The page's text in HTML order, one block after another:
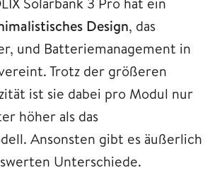
Design, das
und Batteriemanagement in
Trotz der größeren
ist sie dabei pro Modul nur
höher als das
Ansonsten gibt es äußerlich
Unterschiede.